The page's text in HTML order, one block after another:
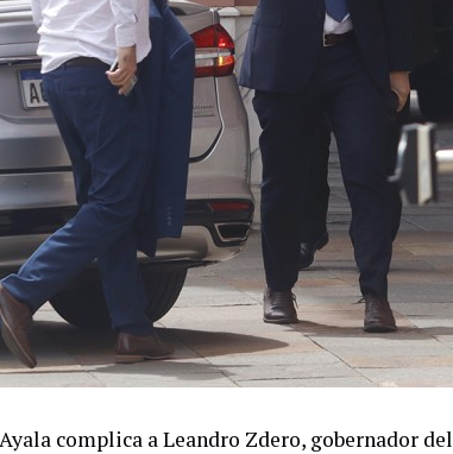
complica a Leandro Zdero, gobernador del